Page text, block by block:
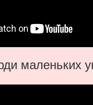
маленьких